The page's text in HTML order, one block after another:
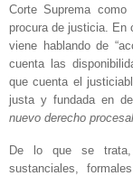
Corte Suprema
procura de justicia. En
viene hablando de
cuenta las
que cuenta el
justa y fundada en
nuevo derecho
De lo que se trata,
sustanciales,